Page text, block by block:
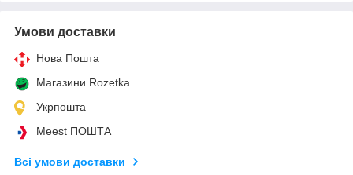
Умови доставки
Нова Пошта
Магазини Rozetka
Укрпошта
Meest ПОШТА
Всі умови доставки